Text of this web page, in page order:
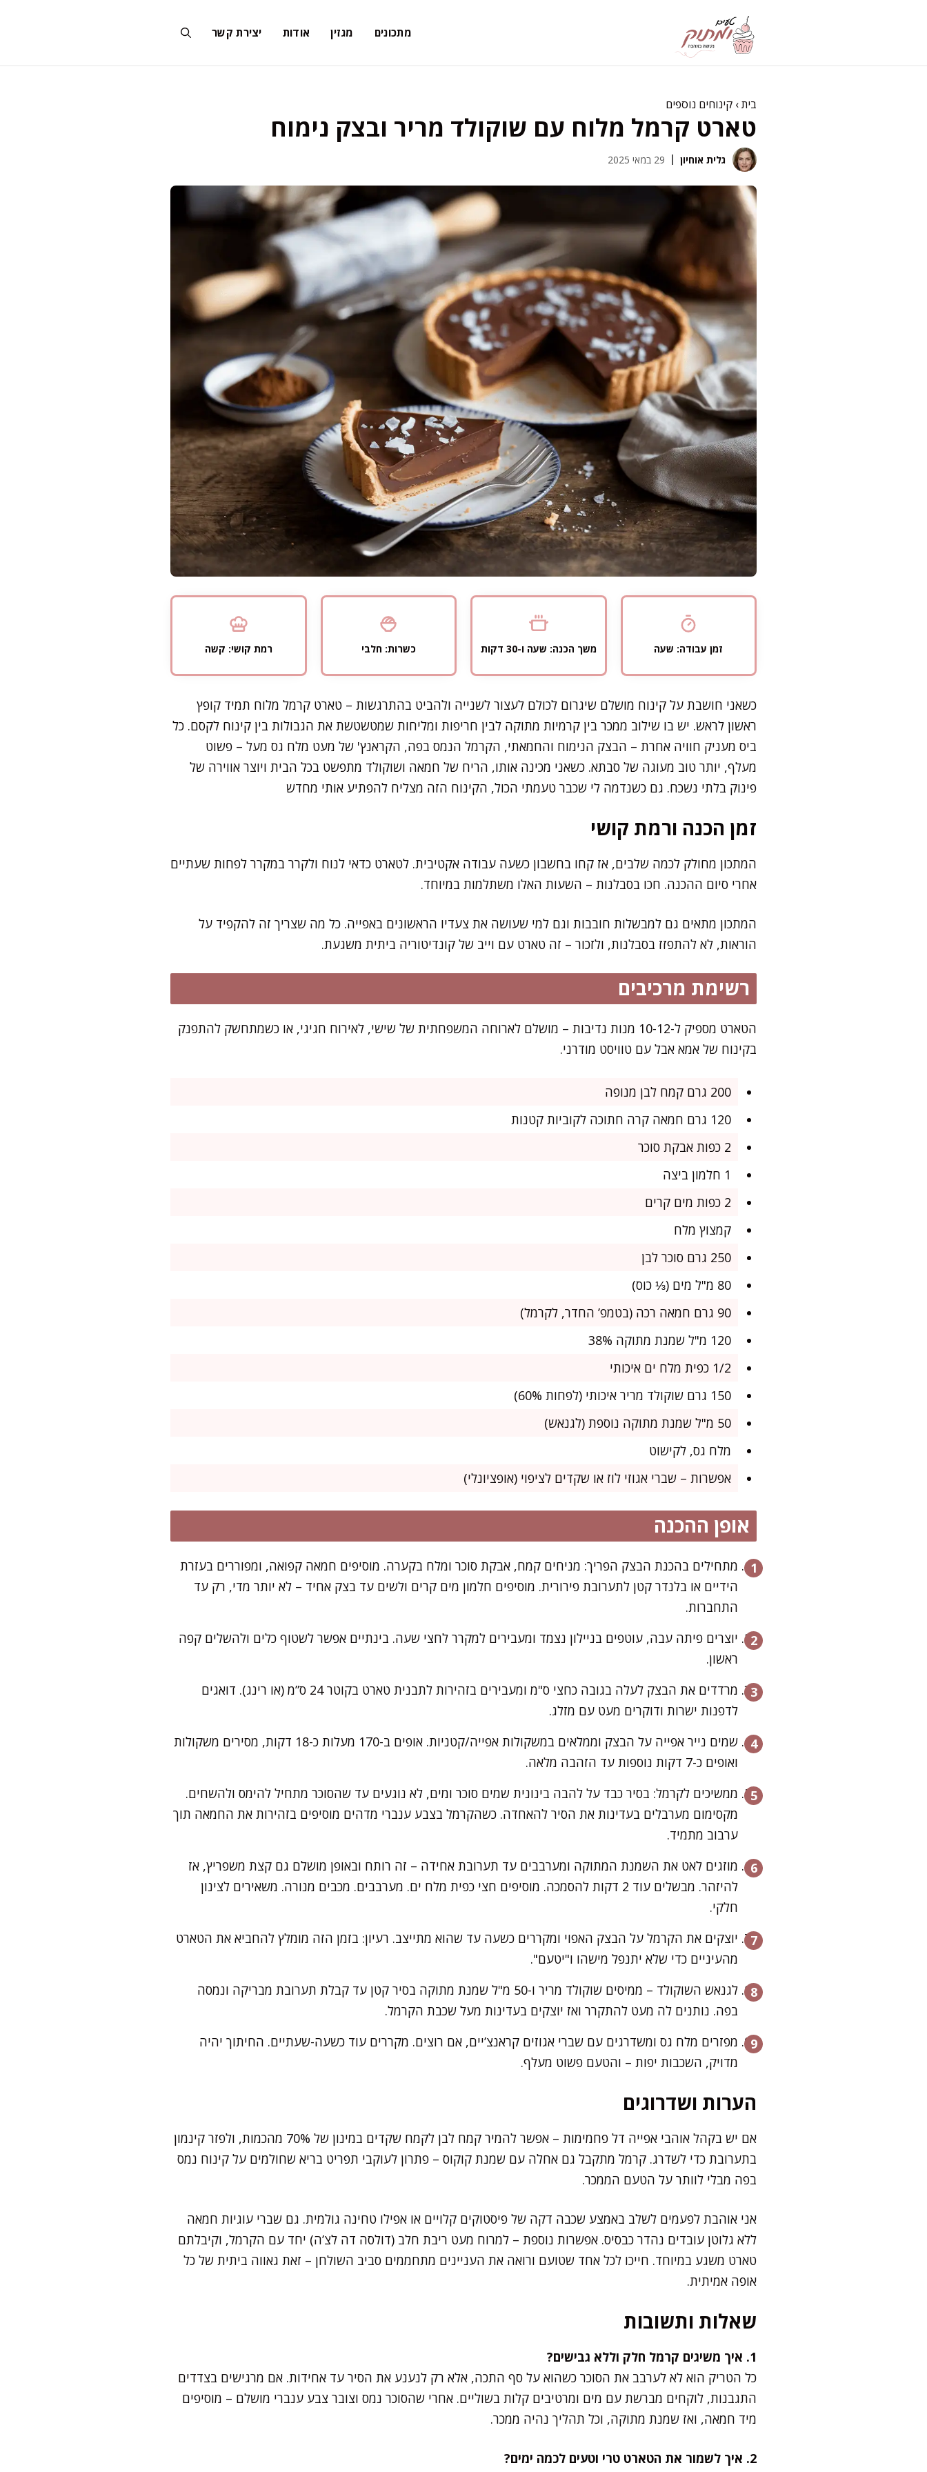
מתכונים מגזין אודות יצירת קשר
בית› קינוחים נוספים
טארט קרמל מלוח עם שוקולד מריר ובצק נימוח
גלית אוחיון 29 במאי 2025
זמן עבודה: שעה משך הכנה: שעה ו-30 דקות כשרות: חלבי רמת קושי: קשה
כשאני חושבת על קינוח מושלם שיגרום לכולם לעצור לשנייה ולהביט בהתרגשות – טארט קרמל מלוח תמיד קופץ
ראשון לראש. יש בו שילוב ממכר בין קרמיות מתוקה לבין חריפות ומליחות שמטשטשת את הגבולות בין קינוח לקסם. כל
ביס מעניק חוויה אחרת – הבצק הנימוח והחמאתי, הקרמל הנמס בפה, הקראנץ' של מעט מלח גס מעל – פשוט
מעלף, יותר טוב מעוגה של סבתא. כשאני מכינה אותו, הריח של חמאה ושוקולד מתפשט בכל הבית ויוצר אווירה של
פינוק בלתי נשכח. גם כשנדמה לי שכבר טעמתי הכול, הקינוח הזה מצליח להפתיע אותי מחדש
זמן הכנה ורמת קושי
המתכון מחולק לכמה שלבים, אז קחו בחשבון כשעה עבודה אקטיבית. לטארט כדאי לנוח ולקרר במקרר לפחות שעתיים
אחרי סיום ההכנה. חכו בסבלנות – השעות האלו משתלמות במיוחד.
המתכון מתאים גם למבשלות חובבות וגם למי שעושה את צעדיו הראשונים באפייה. כל מה שצריך זה להקפיד על
הוראות, לא להתפזז בסבלנות, ולזכור – זה טארט עם וייב של קונדיטוריה ביתית משגעת.
רשימת מרכיבים
הטארט מספיק ל-10-12 מנות נדיבות – מושלם לארוחה המשפחתית של שישי, לאירוח חגיגי, או כשמתחשק להתפנק
בקינוח של אמא אבל עם טוויסט מודרני.
200 גרם קמח לבן מנופה
120 גרם חמאה קרה חתוכה לקוביות קטנות
2 כפות אבקת סוכר
1 חלמון ביצה
2 כפות מים קרים
קמצוץ מלח
250 גרם סוכר לבן
80 מ"ל מים (⅓ כוס)
90 גרם חמאה רכה (בטמפ’ החדר, לקרמל)
120 מ"ל שמנת מתוקה 38%
1/2 כפית מלח ים איכותי
150 גרם שוקולד מריר איכותי (לפחות 60%)
50 מ"ל שמנת מתוקה נוספת (לגנאש)
מלח גס, לקישוט
אפשרות – שברי אגוזי לוז או שקדים לציפוי (אופציונלי)
אופן ההכנה
מתחילים בהכנת הבצק הפריך: מניחים קמח, אבקת סוכר ומלח בקערה. מוסיפים חמאה קפואה, ומפוררים בעזרת
הידיים או בלנדר קטן לתערובת פירורית. מוסיפים חלמון מים קרים ולשים עד בצק אחיד – לא יותר מדי, רק עד
התחברות.
יוצרים פיתה עבה, עוטפים בניילון נצמד ומעבירים למקרר לחצי שעה. בינתיים אפשר לשטוף כלים ולהשלים קפה
ראשון.
מרדדים את הבצק לעלה בגובה כחצי ס"מ ומעבירים בזהירות לתבנית טארט בקוטר 24 ס”מ (או רינג). דואגים
לדפנות ישרות ודוקרים מעט עם מזלג.
שמים נייר אפייה על הבצק וממלאים במשקולות אפייה/קטניות. אופים ב-170 מעלות כ-18 דקות, מסירים משקולות
ואופים כ-7 דקות נוספות עד הזהבה מלאה.
ממשיכים לקרמל: בסיר כבד על להבה בינונית שמים סוכר ומים, לא נוגעים עד שהסוכר מתחיל להימס ולהשחים.
מקסימום מערבלים בעדינות את הסיר להאחדה. כשהקרמל בצבע ענברי מדהים מוסיפים בזהירות את החמאה תוך
ערבוב מתמיד.
מוזגים לאט את השמנת המתוקה ומערבבים עד תערובת אחידה – זה רותח ובאופן מושלם גם קצת משפריץ, אז
להיזהר. מבשלים עוד 2 דקות להסמכה. מוסיפים חצי כפית מלח ים. מערבבים. מכבים מנורה. משאירים לצינון
חלקי.
יוצקים את הקרמל על הבצק האפוי ומקררים כשעה עד שהוא מתייצב. רעיון: בזמן הזה מומלץ להחביא את הטארט
מהעיניים כדי שלא יתנפל מישהו ו"יטעם".
לגנאש השוקולד – ממיסים שוקולד מריר ו-50 מ"ל שמנת מתוקה בסיר קטן עד קבלת תערובת מבריקה ונמסה
בפה. נותנים לה מעט להתקרר ואז יוצקים בעדינות מעל שכבת הקרמל.
מפזרים מלח גס ומשדרגים עם שברי אגוזים קראנצ’יים, אם רוצים. מקררים עוד כשעה-שעתיים. החיתוך יהיה
מדויק, השכבות יפות – והטעם פשוט מעלף.
הערות ושדרוגים
אם יש בקהל אוהבי אפייה דל פחמימות – אפשר להמיר קמח לבן לקמח שקדים במינון של 70% מהכמות, ולפזר קינמון
בתערובת כדי לשדרג. קרמל מתקבל גם אחלה עם שמנת קוקוס – פתרון לעוקבי תפריט בריא שחולמים על קינוח נמס
בפה מבלי לוותר על הטעם הממכר.
אני אוהבת לפעמים לשלב באמצע שכבה דקה של פיסטוקים קלויים או אפילו טחינה גולמית. גם שברי עוגיות חמאה
ללא גלוטן עובדים נהדר כבסיס. אפשרות נוספת – למרוח מעט ריבת חלב (דולסה דה לצ’ה) יחד עם הקרמל, וקיבלתם
טארט משגע במיוחד. חייכו לכל אחד שטועם ורואה את העניינים מתחממים סביב השולחן – זאת גאווה ביתית של כל
אופה אמיתית.
שאלות ותשובות
1. איך משיגים קרמל חלק וללא גבישים?
כל הטריק הוא לא לערבב את הסוכר כשהוא על סף התכה, אלא רק לנענע את הסיר עד אחידות. אם מרגישים בצדדים
התגבנות, לוקחים מברשת עם מים ומרטיבים קלות בשוליים. אחרי שהסוכר נמס וצובר צבע ענברי מושלם – מוסיפים
מיד חמאה, ואז שמנת מתוקה, וכל תהליך נהיה ממכר.
2. איך לשמור את הטארט טרי וטעים לכמה ימים?